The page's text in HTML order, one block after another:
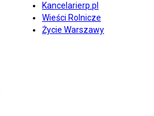
Kancelarierp.pl
Wieści Rolnicze
Życie Warszawy